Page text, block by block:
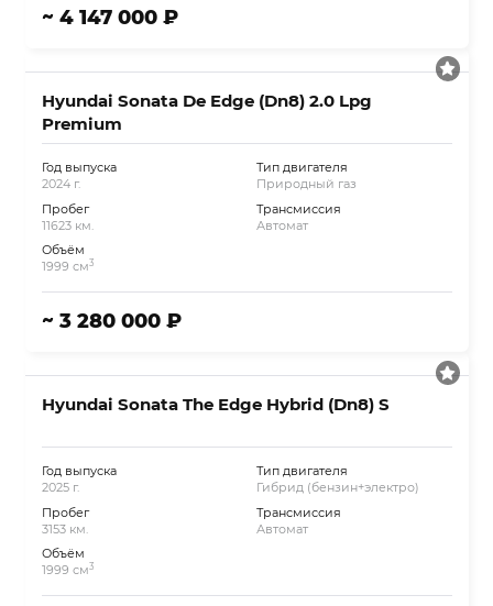
~ 4 147 000 ₽
Hyundai Sonata De Edge (Dn8) 2.0 Lpg
Premium
Год выпуска
2024 г.
Пробег
11623 км.
Объём
1999 см3
Тип двигателя
Природный газ
Трансмиссия
Автомат
~ 3 280 000 ₽
Hyundai Sonata The Edge Hybrid (Dn8) S
Год выпуска
2025 г.
Пробег
3153 км.
Объём
1999 см3
Тип двигателя
Гибрид (бензин+электро)
Трансмиссия
Автомат